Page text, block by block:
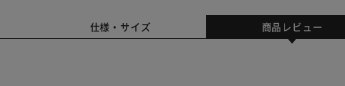
仕様・サイズ 商品レビュー